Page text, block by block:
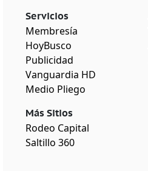
Servicios
Membresía
HoyBusco
Publicidad
Vanguardia HD
Medio Pliego
Más Sitios
Rodeo Capital
Saltillo 360